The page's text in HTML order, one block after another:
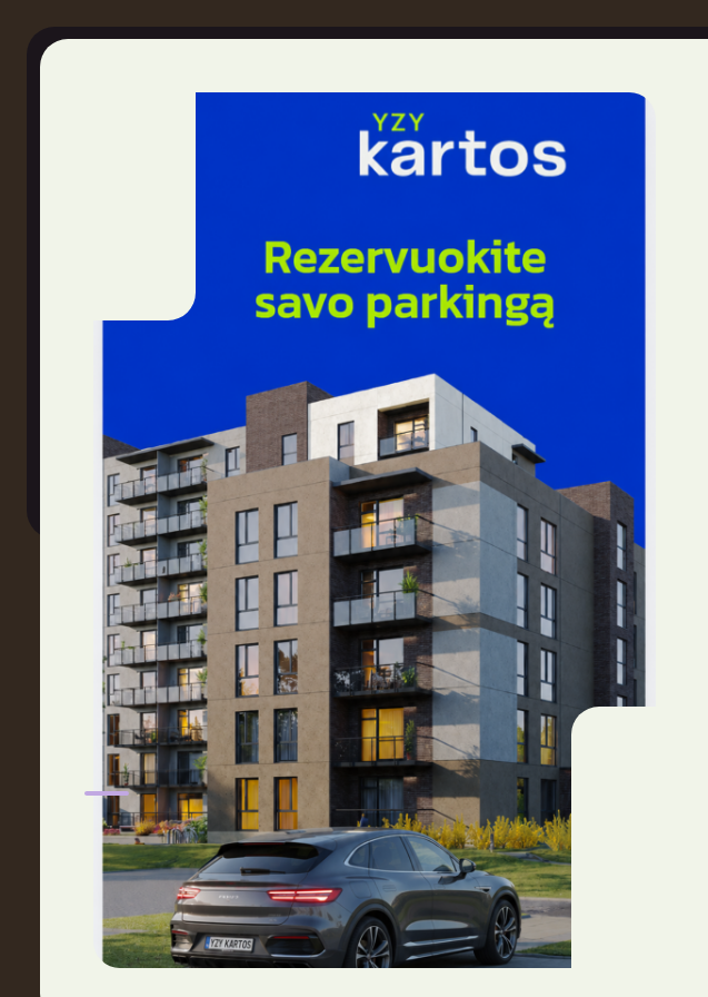
Vieta mieste +370 682 11050
© 2026 Omberg. Visos teisės saugomos. Privatumo politika